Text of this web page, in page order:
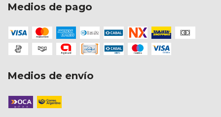
Medios de pago
Medios de envío